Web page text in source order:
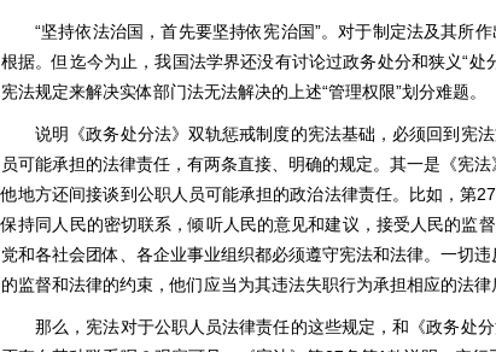
“坚持依法治国，首先要坚持依宪治国”。对于制定法及其所
根据。但迄今为止，我国法学界还没有讨论过政务处分和狭义“
宪法规定来解决实体部门法无法解决的上述“管理权限”划分难题。
说明《政务处分法》双轨惩戒制度的宪法基础，必须回到宪
员可能承担的法律责任，有两条直接、明确的规定。其一是《宪
他地方还间接谈到公职人员可能承担的政治法律责任。比如，第
保持同人民的密切联系，倾听人民的意见和建议，接受人民的监
党和各社会团体、各企业事业组织都必须遵守宪法和法律。一切
的监督和法律的约束，他们应当为其违法失职行为承担相应的法律
那么，宪法对于公职人员法律责任的这些规定，和《政务处